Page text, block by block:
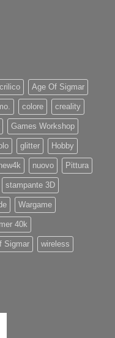
Age Of Sigmar
colore creality
Games Workshop
glitter Hobby
nuovo Pittura
stampante 3D
Wargame
40k
Sigmar wireless